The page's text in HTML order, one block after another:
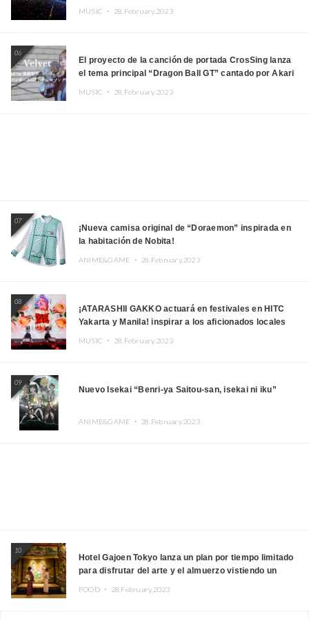
MUSIC ・ 28.February.2023
06
El proyecto de la canción de portada CrosSing lanza
el tema principal “Dragon Ball GT” cantado por Akari
MUSIC ・ 28.February.2023
07
¡Nueva camisa original de “Doraemon” inspirada en
la habitación de Nobita!
ANIME&GAME ・ 28.February.2023
08
¡ATARASHII GAKKO actuará en festivales en HITC
Yakarta y Manila! inspirar a los aficionados locales
MUSIC ・ 28.February.2023
09
Nuevo Isekai “Benri-ya Saitou-san, isekai ni iku”
ANIME&GAME ・ 28.February.2023
10
Hotel Gajoen Tokyo lanza un plan por tiempo limitado
para disfrutar del arte y el almuerzo vistiendo un
FOOD ・ 28.February.2023